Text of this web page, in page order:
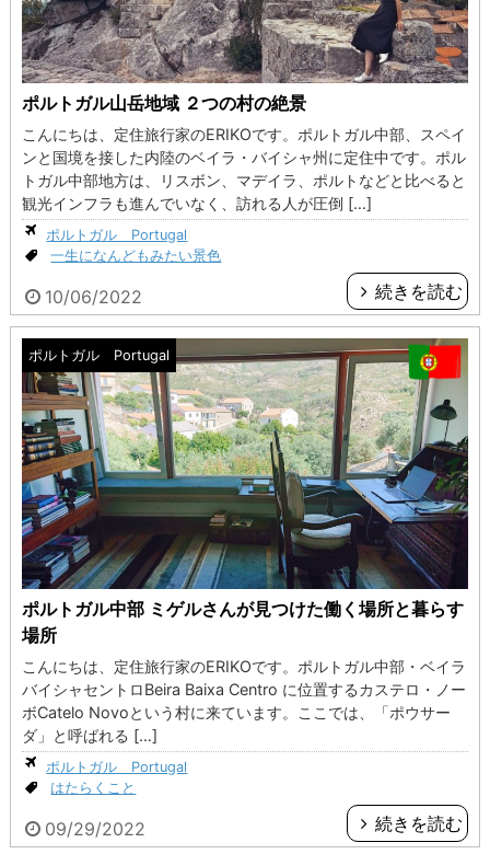
ポルトガル山岳地域 ２つの村の絶景
こんにちは、定住旅行家のERIKOです。ポルトガル中部、スペイ
ンと国境を接した内陸のベイラ・バイシャ州に定住中です。ポル
トガル中部地方は、リスボン、マデイラ、ポルトなどと比べると
観光インフラも進んでいなく、訪れる人が圧倒 […]
ポルトガル Portugal
一生になんどもみたい景色
10/06/2022 続きを読む
ポルトガル Portugal
ポルトガル中部 ミゲルさんが見つけた働く場所と暮らす
場所
こんにちは、定住旅行家のERIKOです。ポルトガル中部・ベイラ
バイシャセントロBeira Baixa Centro に位置するカステロ・ノー
ボCatelo Novoという村に来ています。ここでは、「ポウサー
ダ」と呼ばれる […]
ポルトガル Portugal
はたらくこと
09/29/2022 続きを読む